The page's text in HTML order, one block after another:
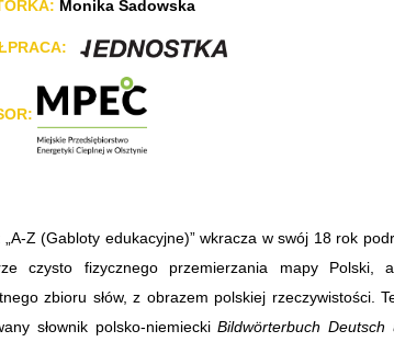
Monika Sadowska
„A-Z (Gabloty edukacyjne)” wkracza w swój 18 rok
czysto fizycznego przemierzania mapy
zbioru słów, z obrazem polskiej rzeczywistości.
słownik polsko-niemieckiBildwörterbuch Deutsch